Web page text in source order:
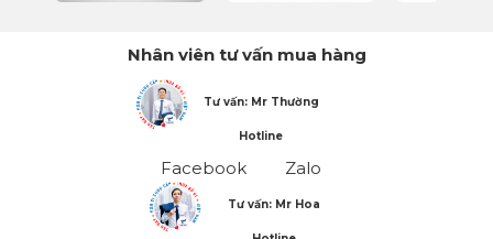
Nhân viên tư vấn mua hàng
Tư vấn: Mr Thường
Hotline
Facebook Zalo
Tư vấn: Mr Hoa